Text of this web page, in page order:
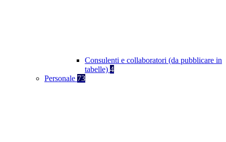
Consulenti e collaboratori (da pubblicare in
tabelle) 4
Personale 73